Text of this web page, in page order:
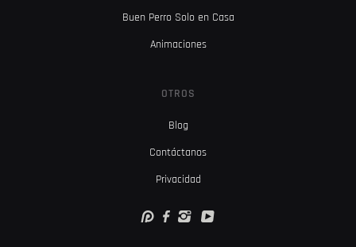
Buen Perro Solo en Casa
Animaciones
OTROS
Blog
Contáctanos
Privacidad